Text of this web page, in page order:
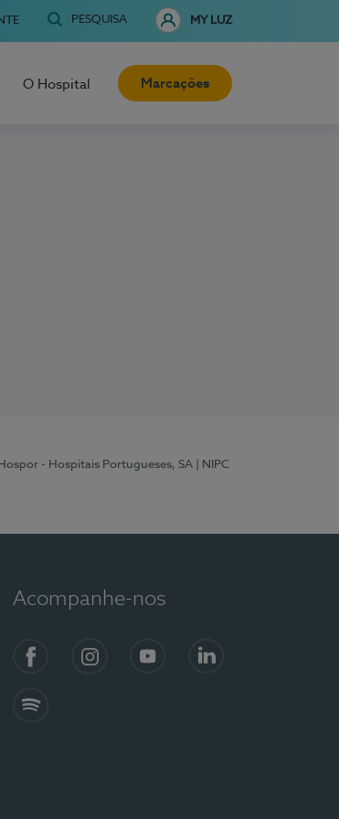
PESQUISA MY LUZ
O Hospital Marcações
Hospor - Hospitais Portugueses, SA
| NIPC
Acompanhe-nos